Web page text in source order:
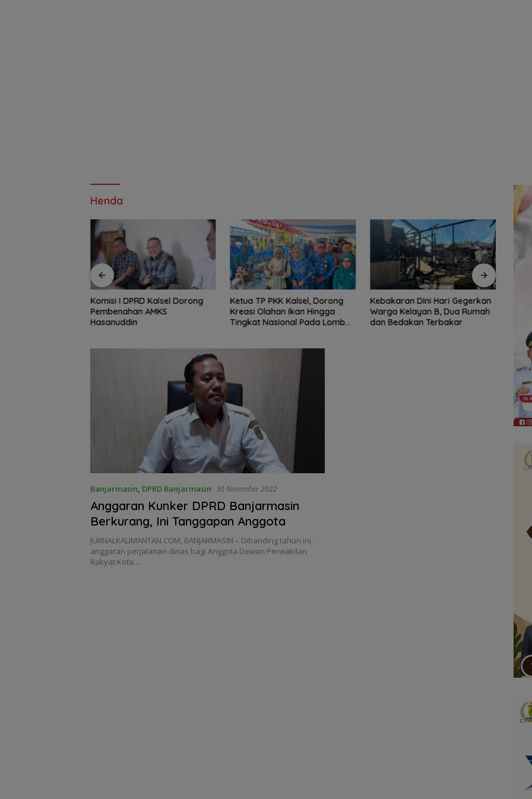
Henda
Ketua TP PKK Kalsel, Dorong
Kreasi Olahan Ikan Hingga
Tingkat Nasional Pada Lomba
Kebakaran Dini Hari Gegerkan
Warga Kelayan B, Dua Rumah
dan Bedakan Terbakar
Peringati HAN 2026, Pemkab
Kotabaru Perkuat Komitmen
Lindungi dan Penuhi Hak Anak
Banjarmasin, DPRD Banjarmasin 30 November 2022
Anggaran Kunker DPRD Banjarmasin
Berkurang, Ini Tanggapan Anggota
JURNALKALIMANTAN.COM, BANJARMASIN – Dibanding tahun ini,
anggaran perjalanan dinas bagi Anggota Dewan Perwakilan
Rakyat Kota…